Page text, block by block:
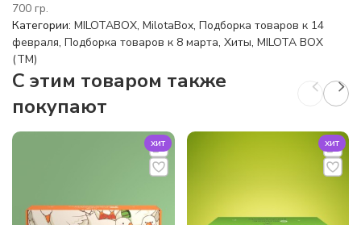
700 гр.
Категории: MILOTABOX, MilotaBox, Подборка товаров к 14
февраля, Подборка товаров к 8 марта, Хиты, MILOTA BOX
(TM)
C этим товаром также
покупают
хит хит